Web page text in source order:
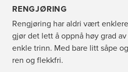
RENGJØRING
Rengjøring har aldri vært
gjør det lett å oppnå høy grad
enkle trinn. Med bare litt såpe
ren og flekkfri.